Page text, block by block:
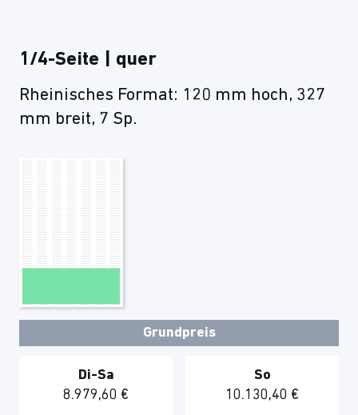
1/4-Seite | quer
Rheinisches Format: 120 mm hoch, 327
mm breit, 7 Sp.
Grundpreis
Di-Sa
8.979,60 €
So
10.130,40 €